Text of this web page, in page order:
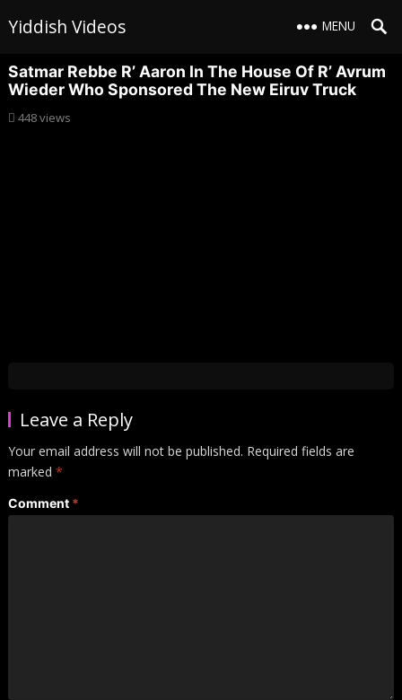
Yiddish Videos MENU
Satmar Rebbe R’ Aaron In The House Of R’ Avrum
Wieder Who Sponsored The New Eiruv Truck
448views
Leave a Reply
Your email address will not be published. Required fields are
marked *
Comment *